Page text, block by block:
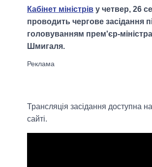
Кабінет міністрів у четвер, 26
проводить чергове засідання
головуванням прем'єр-
Шмигаля.
Трансляція засідання доступна
сайті.